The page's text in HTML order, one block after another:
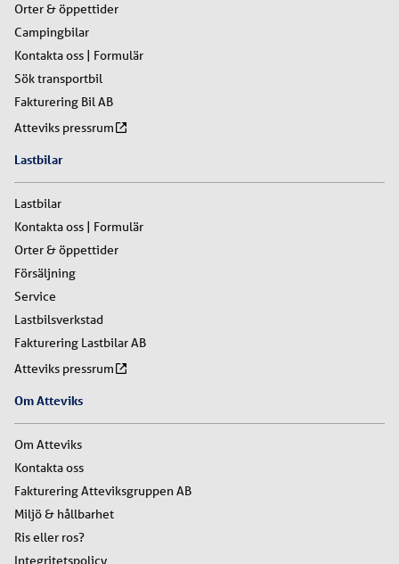
Orter & öppettider
Campingbilar
Kontakta oss | Formulär
Sök transportbil
Fakturering Bil AB
Atteviks pressrum
Lastbilar
Lastbilar
Kontakta oss | Formulär
Orter & öppettider
Försäljning
Service
Lastbilsverkstad
Fakturering Lastbilar AB
Atteviks pressrum
Om Atteviks
Om Atteviks
Kontakta oss
Fakturering Atteviksgruppen AB
Miljö & hållbarhet
Ris eller ros?
Integritetspolicy